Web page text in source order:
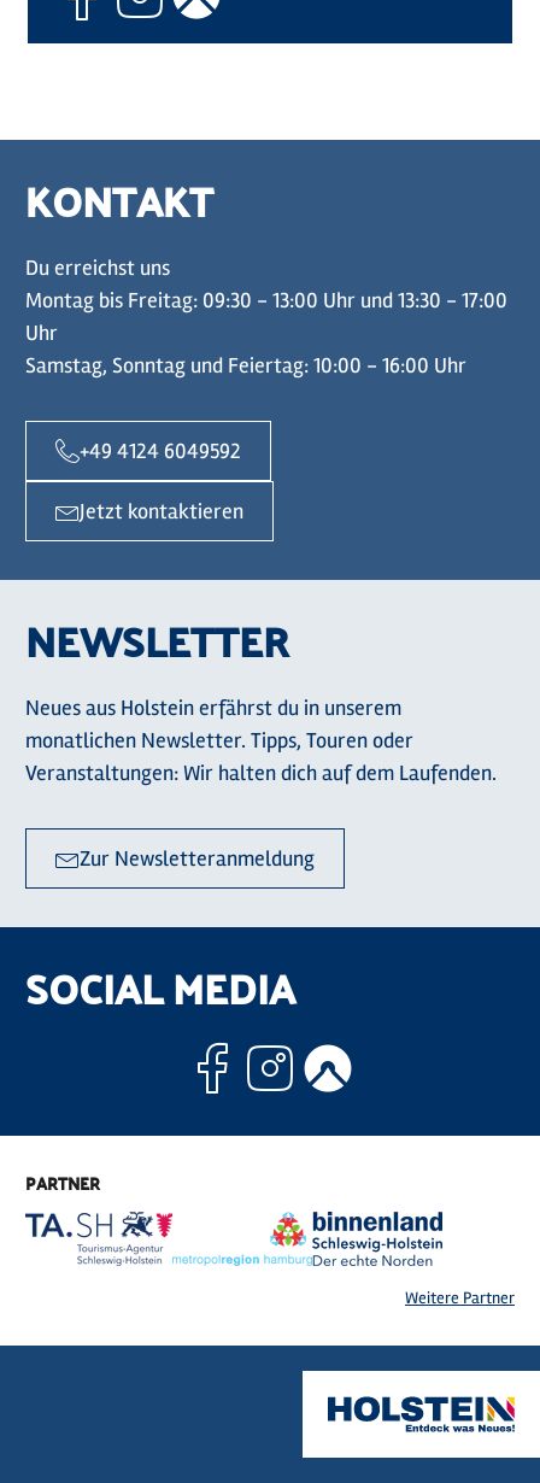
KONTAKT
Du erreichst uns
Montag bis Freitag: 09:30 - 13:00 Uhr und 13:30 - 17:00
Uhr
Samstag, Sonntag und Feiertag: 10:00 - 16:00 Uhr
+49 4124 6049592
Jetzt kontaktieren
NEWSLETTER
Neues aus Holstein erfährst du in unserem
monatlichen Newsletter. Tipps, Touren oder
Veranstaltungen: Wir halten dich auf dem Laufenden.
Zur Newsletteranmeldung
SOCIAL MEDIA
Facebook
Instagram
PARTNER
Weitere Partner